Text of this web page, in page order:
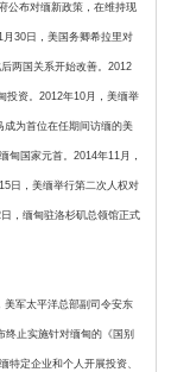
公布对缅新政策，在维持现
30日，美国务卿希拉里对
两国关系开始改善。2012
投资。2012年10月，美缅举
成为首位在任期间访缅的美
甸国家元首。2014年11月，
日，美缅举行第二次人权对
，缅甸驻洛杉矶总领馆正式
军太平洋总部副司令安东
终止实施针对缅甸的《国别
特定企业和个人开展投资、